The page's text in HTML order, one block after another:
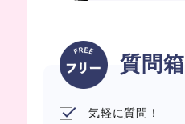
質問箱
気軽に質問！